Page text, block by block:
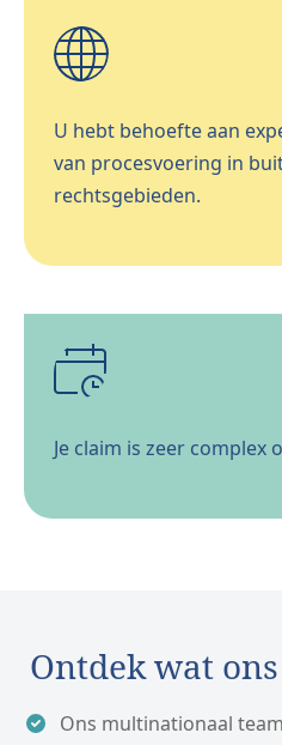
U hebt behoefte aan
van procesvoering in
rechtsgebieden.
Je claim is zeer complex
Ontdek wat
Ons multinationaal